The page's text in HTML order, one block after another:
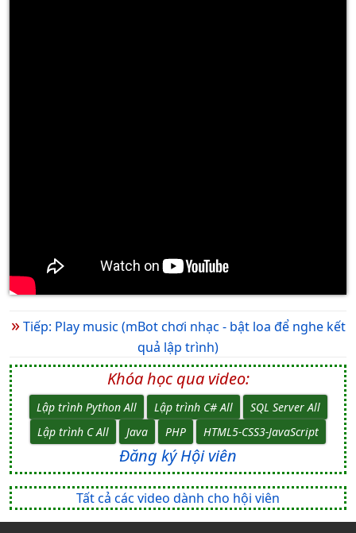
»Tiếp: Play music (mBot chơi nhạc - bật loa để nghe kết
quả lập trình)
Khóa học qua video:
Lập trình Python All Lập trình C# All
SQL Server All
Lập trình C All
Java PHP HTML5-CSS3-JavaScript
Đăng ký Hội viên
Tất cả các video dành cho hội viên